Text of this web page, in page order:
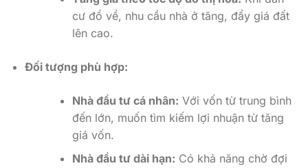
cư đổ về, nhu cầu nhà ở tăng, đẩy giá đất
lên cao.
Đối tượng phù hợp:
Nhà đầu tư cá nhân: Với vốn từ trung bình
đến lớn, muốn tìm kiếm lợi nhuận từ tăng
giá vốn.
Nhà đầu tư dài hạn: Có khả năng chờ đợi